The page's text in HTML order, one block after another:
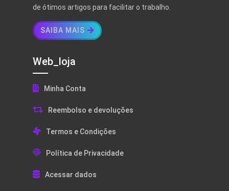
de ótimos artigos para facilitar o trabalho.
SAIBA MAIS
Web_loja
Minha Conta
Reembolso e devoluções
Termos e Condições
Política de Privacidade
Acessar dados